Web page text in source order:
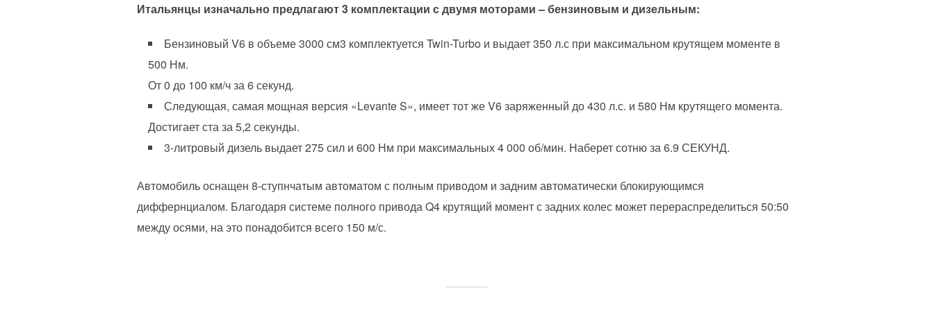
Итальянцы изначально предлагают 3 комплектации с двумя моторами – бензиновым и дизельным:
Бензиновый V6 в объеме 3000 см3 комплектуется Twin-Turbo и выдает 350 л.с при максимальном крутящем моменте в
500 Нм.
От 0 до 100 км/ч за 6 секунд.
Следующая, самая мощная версия «Levante S», имеет тот же V6 заряженный до 430 л.с. и 580 Нм крутящего момента.
Достигает ста за 5,2 секунды.
3-литровый дизель выдает 275 сил и 600 Нм при максимальных 4 000 об/мин. Наберет сотню за 6.9 СЕКУНД.
Автомобиль оснащен 8-ступнчатым автоматом с полным приводом и задним автоматически блокирующимся
диффернциалом. Благодаря системе полного привода Q4 крутящий момент с задних колес может перераспределиться 50:50
между осями, на это понадобится всего 150 м/с.